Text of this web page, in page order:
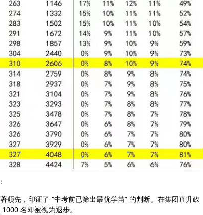
先，印证了 “中考前已筛出最优学苗” 的判断。在集团直升政
名即被视为退步。